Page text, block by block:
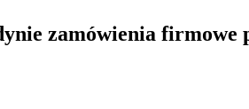
zamówienia